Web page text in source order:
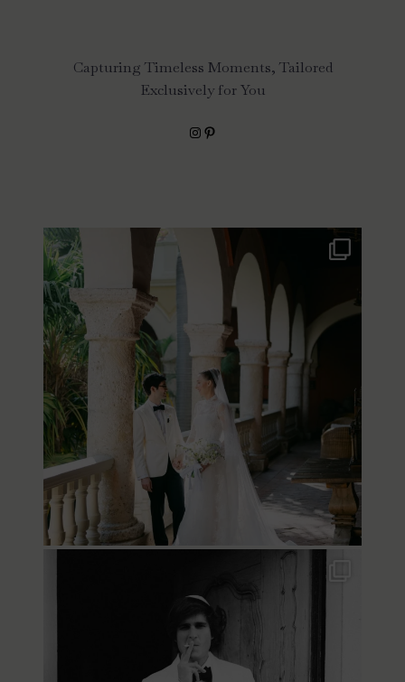
Capturing Timeless Moments, Tailored
Exclusively for You
Instagram
Pinterest